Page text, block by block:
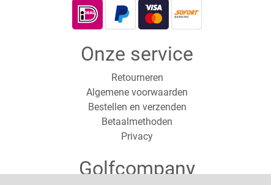
Onze service
Retourneren
Algemene voorwaarden
Bestellen en verzenden
Betaalmethoden
Privacy
Golfcompany